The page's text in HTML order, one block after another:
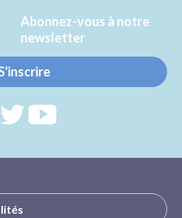
Abonnez-vous à notre
newsletter
RejoignezRejoignez